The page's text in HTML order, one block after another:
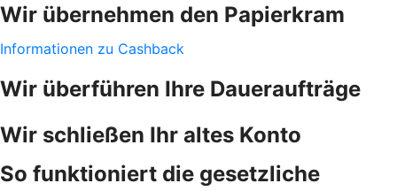
Wir übernehmen den Papierkram
Informationen zu Cashback
Wir überführen Ihre Daueraufträge
Wir schließen Ihr altes Konto
So funktioniert die gesetzliche